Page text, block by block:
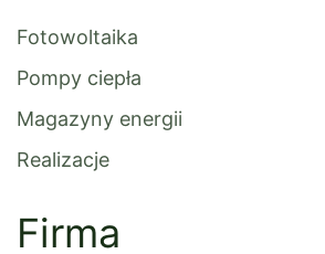
Fotowoltaika
Pompy ciepła
Magazyny energii
Realizacje
Firma